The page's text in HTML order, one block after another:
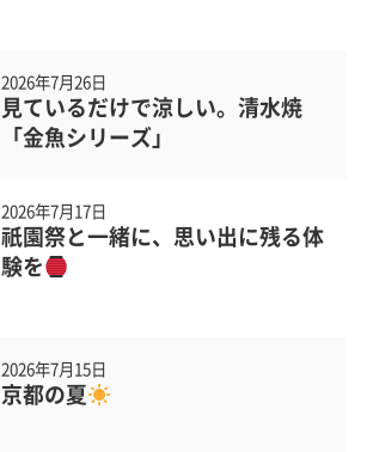
2026年7月26日
見ているだけで涼しい。清水焼
「金魚シリーズ」
2026年7月17日
祇園祭と一緒に、思い出に残る体
験を
2026年7月15日
京都の夏